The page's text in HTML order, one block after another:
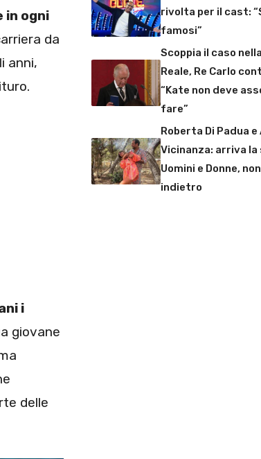
in ogni
da
anni,
i
giovane
delle
rivolta per il cast:
famosi”
Scoppia il caso
Reale, Re Carlo
“Kate non deve
fare”
Roberta Di Padua
Vicinanza: arriva
Uomini e Donne,
indietro